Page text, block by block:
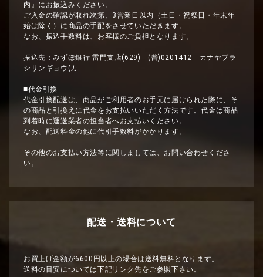
内』にお振込みください。
ご入金の確認が取れ次第、3営業日以内（土日・祝祭日・年末年
始は除く）に商品の手配をさせていただきます。
なお、振込手数料は、お客様のご負担となります。
振込先：みずほ銀行 雷門支店(629) (普)0201412 カナヤブラ
シサンギョウ(カ
■代金引換
代金引換配送は、商品がご利用者のお手元に届けられた際に、そ
の商品と引換えに代金をお支払いいただく方法です。代金は商品
到着時に運送業者の担当者へお支払いください。
なお、配送料金の他に代引手数料がかかります。
その他のお支払い方法等に関しましては、お問い合わせくださ
い。
配送・送料について
お買上げ金額が6600円以上の場合は送料無料となります。
送料の目安については下記リンク先をご参照下さい。